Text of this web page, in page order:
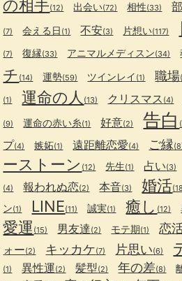
の相手(12) 出会い(72) 相性(33)
(7) 会える日 (1) 不安(3) 片想い(117)
(7) 復縁(33) アニマルメディスン(34)
チ (14) 運勢(59) ツインレイ (1) 職場
(1) 運命の人 (13) クリスマス (4)
(9) 運命の赤い糸(1) 好意(2) 告白
プ(4) 嫉妬(1) 遠距離恋愛(4) ご縁
ーストーン (12) 先生(1) 占い(3)
(4) 報われぬ恋(2) 本音(3) 婚活
ン(1) LINE(11) 誠実(1) 癒し (12)
愛運 (15) 男友達(2) モテ期(1) 恋
ォー(2) キッカケ(7) 片思い(6)
(1) 異性運(2) 髪型(2) 年の差(8)